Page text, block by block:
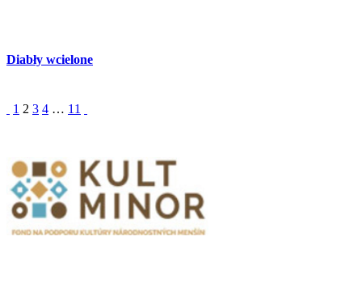
Diabły wcielone
1 2 3 4 … 11